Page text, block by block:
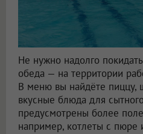
Не нужно надолго
обеда — на территории
В меню вы найдёте пиццу,
вкусные блюда для
предусмотрены более
например, котлеты с пюре